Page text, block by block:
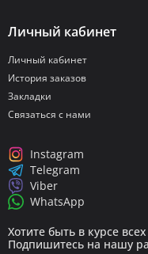
Личный кабинет
Личный кабинет
История заказов
Закладки
Связаться с нами
Хотите быть в курсе
Подпишитесь на нашу
Instagram
Telegram
Viber
WhatsApp